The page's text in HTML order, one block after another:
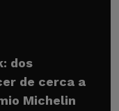
dos
de cerca a
Michelin